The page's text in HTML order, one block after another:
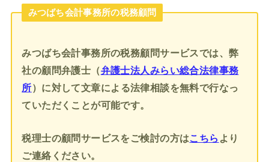
みつばち会計事務所の税務顧問
みつばち会計事務所の税務顧問サービスでは、弊
社の顧問弁護士（弁護士法人みらい総合法律事務
所）に対して文章による法律相談を無料で行なっ
ていただくことが可能です。
税理士の顧問サービスをご検討の方はこちら より
ご連絡ください。